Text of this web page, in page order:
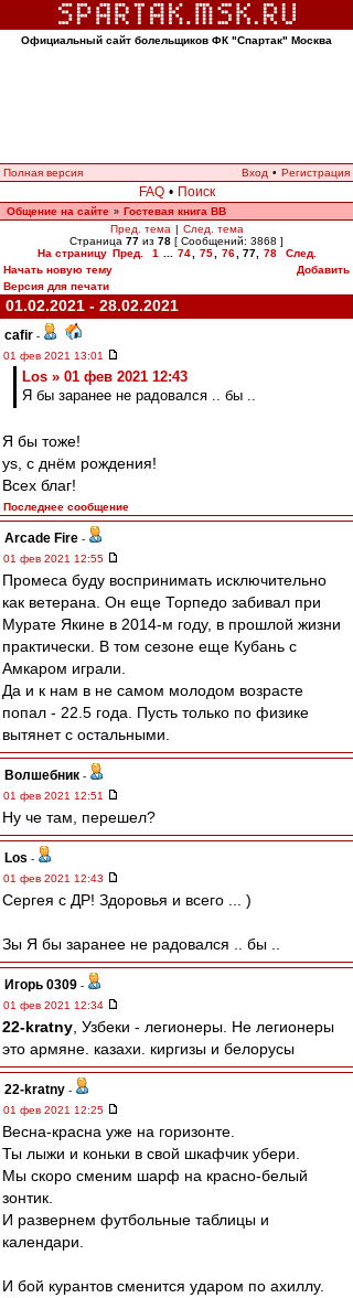
Официальный сайт болельщиков ФК "Спартак" Москва
Полная версия Вход • Регистрация
FAQ • Поиск
Общение на сайте » Гостевая книга ВВ
Пред. тема | След. тема
Страница 77 из 78 [ Сообщений: 3868 ]
На страницу Пред. 1 74 75 76 77, 78
След.
Начать новую тему
Добавить
Версия для печати
01.02.2021 - 28.02.2021
cafir -
01 фев 2021 13:01
Los » 01 фев 2021 12:43
Я бы заранее не радовался .. бы ..
Я бы тоже!
ys, с днём рождения!
Всех благ!
Последнее сообщение
Arcade Fire -
01 фев 2021 12:55
Промеса буду воспринимать исключительно
как ветерана. Он еще Торпедо забивал при
Мурате Якине в 2014-м году, в прошлой жизни
практически. В том сезоне еще Кубань с
Амкаром играли.
Да и к нам в не самом молодом возрасте
попал - 22.5 года. Пусть только по физике
вытянет с остальными.
Волшебник -
01 фев 2021 12:51
Ну че там, перешел?
Los -
01 фев 2021 12:43
Сергея с ДР! Здоровья и всего ... )
Зы Я бы заранее не радовался .. бы ..
Игорь 0309 -
01 фев 2021 12:34
22-kratny , Узбеки - легионеры. Не легионеры
это армяне. казахи. киргизы и белорусы
22-kratny -
01 фев 2021 12:25
Весна-красна уже на горизонте.
Ты лыжи и коньки в свой шкафчик убери.
Мы скоро сменим шарф на красно-белый
зонтик.
И развернем футбольные таблицы и
календари.
И бой курантов сменится ударом по ахиллу.